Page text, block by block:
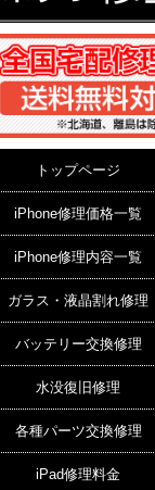
トップページ
iPhone修理価格一覧
iPhone修理内容一覧
ガラス・液晶割れ修理
バッテリー交換修理
水没復旧修理
各種パーツ交換修理
iPad修理料金